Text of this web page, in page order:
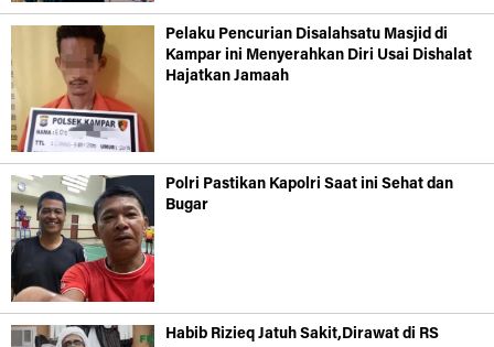
Pelaku Pencurian Disalahsatu Masjid di
Kampar ini Menyerahkan Diri Usai Dishalat
Hajatkan Jamaah
Polri Pastikan Kapolri Saat ini Sehat dan
Bugar
Habib Rizieq Jatuh Sakit,Dirawat di RS